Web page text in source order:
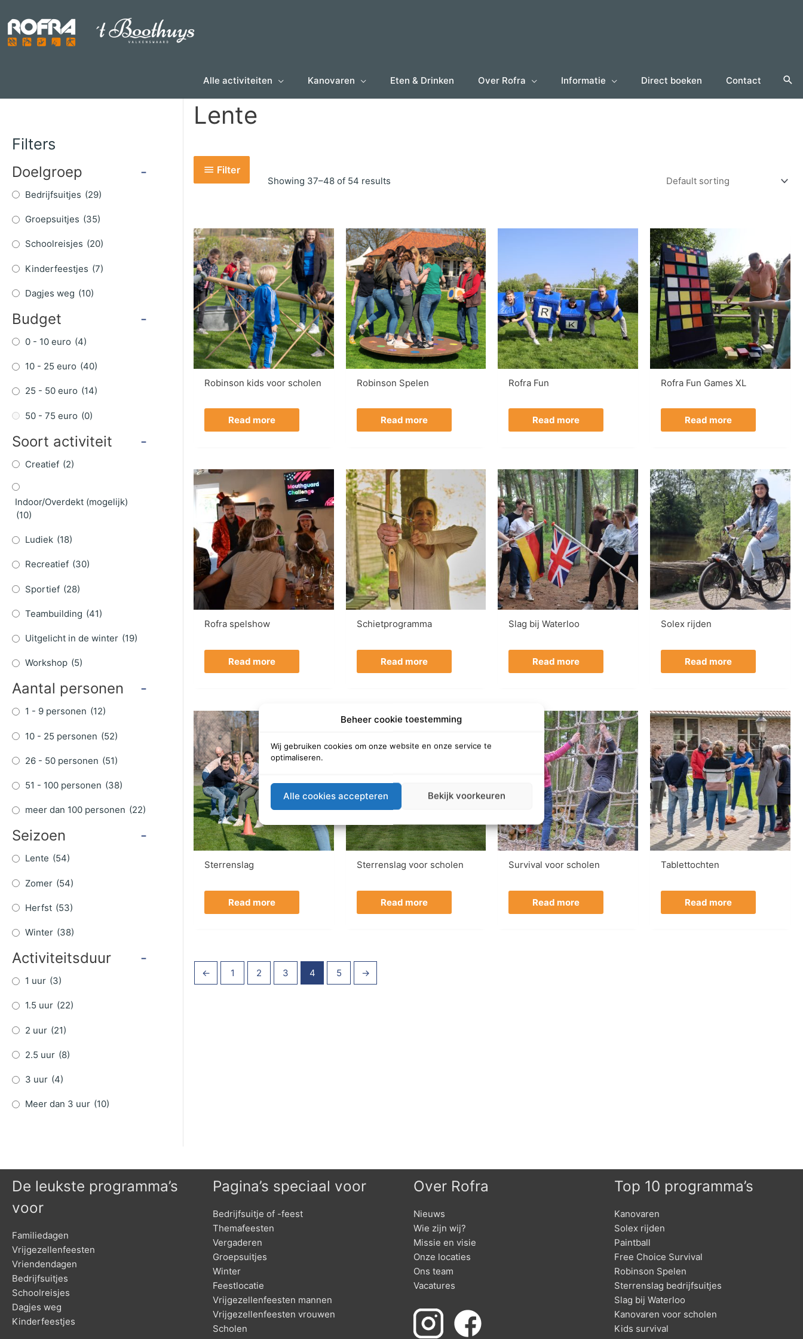
Beheer cookie toestemming
Wij gebruiken cookies om onze website en onze service te
optimaliseren.
Alle cookies accepteren Bekijk voorkeuren
content
Alle activiteiten Kanovaren Eten & Drinken Over Rofra Informatie Direct boeken Contact
Filters
Doelgroep -
Bedrijfsuitjes (29)
Groepsuitjes (35)
Schoolreisjes (20)
Kinderfeestjes (7)
Dagjes weg (10)
Budget -
0 - 10 euro (4)
10 - 25 euro (40)
25 - 50 euro (14)
50 - 75 euro (0)
Soort activiteit -
Creatief (2)
Indoor/Overdekt (mogelijk)
(10)
Ludiek (18)
Recreatief (30)
Sportief (28)
Teambuilding (41)
Uitgelicht in de winter (19)
Workshop (5)
Aantal personen -
1 - 9 personen (12)
10 - 25 personen (52)
26 - 50 personen (51)
51 - 100 personen (38)
meer dan 100 personen (22)
Seizoen -
Lente (54)
Zomer (54)
Herfst (53)
Winter (38)
Activiteitsduur -
1 uur (3)
1.5 uur (22)
2 uur (21)
2.5 uur (8)
3 uur (4)
Meer dan 3 uur (10)
Lente
Filter
Showing 37–48 of 54 results
Robinson kids voor scholen
Read more
Robinson Spelen
Read more
Rofra Fun
Read more
Rofra Fun Games XL
Read more
Rofra spelshow
Read more
Schietprogramma
Read more
Slag bij Waterloo
Read more
Solex rijden
Read more
Sterrenslag
Read more
Sterrenslag voor scholen
Read more
Survival voor scholen
Read more
Tablettochten
Read more
← 1 2 3 4 5 →
De leukste programma’s
voor
Familiedagen
Vrijgezellenfeesten
Vriendendagen
Bedrijfsuitjes
Schoolreisjes
Dagjes weg
Kinderfeestjes
Pagina’s speciaal voor
Bedrijfsuitje of -feest
Themafeesten
Vergaderen
Groepsuitjes
Winter
Feestlocatie
Vrijgezellenfeesten mannen
Vrijgezellenfeesten vrouwen
Scholen
Over Rofra
Nieuws
Wie zijn wij?
Missie en visie
Onze locaties
Ons team
Vacatures
Top 10 programma’s
Kanovaren
Solex rijden
Paintball
Free Choice Survival
Robinson Spelen
Sterrenslag bedrijfsuitjes
Slag bij Waterloo
Kanovaren voor scholen
Kids survival